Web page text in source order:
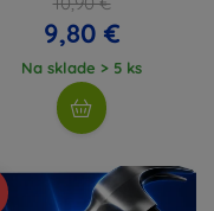
9,80 €
Na sklade > 5 ks